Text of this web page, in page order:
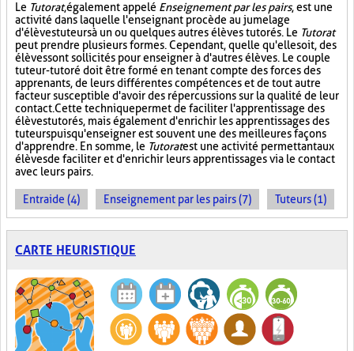
Le Tutorat, également appelé Enseignement par les pairs, est une
activité dans laquelle l'enseignant procède au jumelage
d'élèves tuteurs à un ou quelques autres élèves tutorés. Le Tutorat
peut prendre plusieurs formes. Cependant, quelle qu'elle soit, des
élèves sont sollicités pour enseigner à d'autres élèves. Le couple
tuteur-tutoré doit être formé en tenant compte des forces des
apprenants, de leurs différentes compétences et de tout autre
facteur susceptible d'avoir des répercussions sur la qualité de leur
contact. Cette technique permet de faciliter l'apprentissage des
élèves tutorés, mais également d'enrichir les apprentissages des
tuteurs puisqu'enseigner est souvent une des meilleures façons
d'apprendre. En somme, le Tutoratest une activité permettant aux
élèves de faciliter et d'enrichir leurs apprentissages via le contact
avec leurs pairs.
Entraide (4) Enseignement par les pairs (7) Tuteurs (1)
CARTE HEURISTIQUE